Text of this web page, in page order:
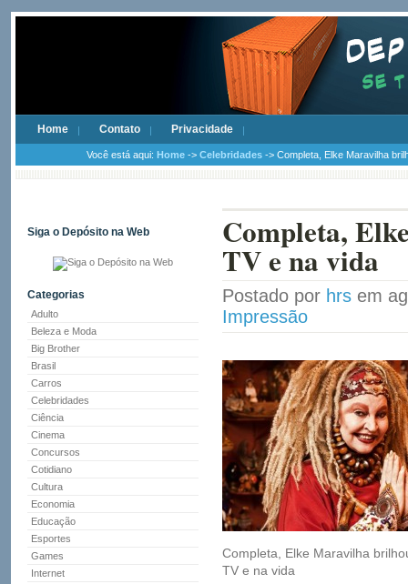
Home Contato Privacidade
Você está aqui: Home -> Celebridades -> Completa, Elke Maravilha
Siga o Depósito na Web
Categorias
Adulto
Beleza e Moda
Big Brother
Brasil
Carros
Celebridades
Ciência
Cinema
Concursos
Cotidiano
Cultura
Economia
Educação
Esportes
Games
Internet
Completa,
TV e na vida
Postado por hrs em
Impressão
Completa, Elke Maravilha
TV e na vida